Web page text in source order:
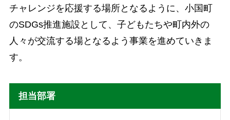
チャレンジを応援する場所となるように、小国町
のSDGs推進施設として、子どもたちや町内外の
人々が交流する場となるよう事業を進めていきま
す。
担当部署